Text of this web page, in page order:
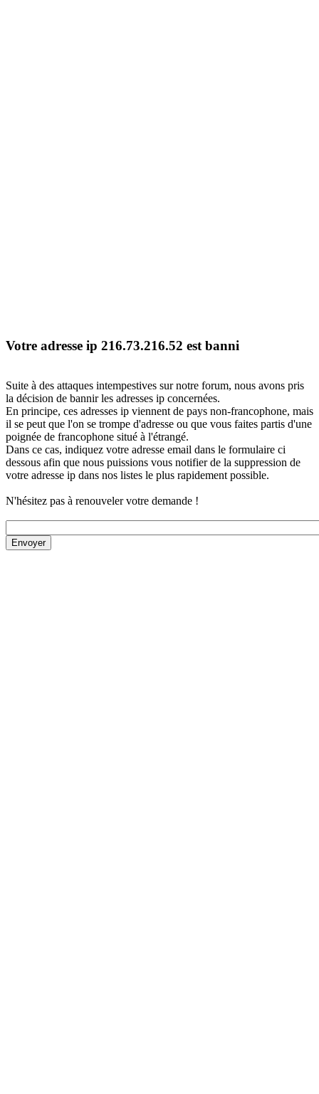
Votre adresse ip 216.73.216.52 est banni
Suite à des attaques intempestives sur notre forum, nous avons pris
la décision de bannir les adresses ip concernées.
En principe, ces adresses ip viennent de pays non-francophone, mais
il se peut que l'on se trompe d'adresse ou que vous faites partis d'une
poignée de francophone situé à l'étrangé.
Dans ce cas, indiquez votre adresse email dans le formulaire ci
dessous afin que nous puissions vous notifier de la suppression de
votre adresse ip dans nos listes le plus rapidement possible.
N'hésitez pas à renouveler votre demande !